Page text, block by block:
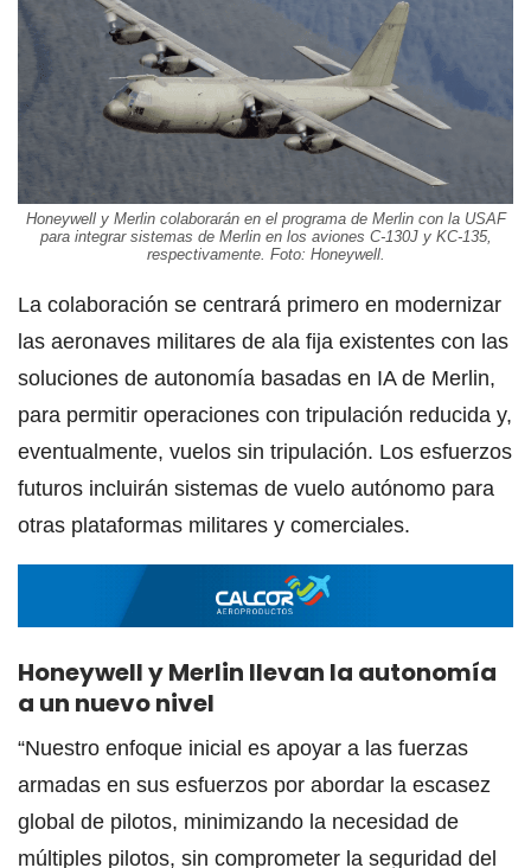
Honeywell y Merlin colaborarán en el programa de Merlin con la USAF
para integrar sistemas de Merlin en los aviones C-130J y KC-135,
respectivamente. Foto: Honeywell.
La colaboración se centrará primero en modernizar
las aeronaves militares de ala fija existentes con las
soluciones de autonomía basadas en IA de Merlin,
para permitir operaciones con tripulación reducida y,
eventualmente, vuelos sin tripulación. Los esfuerzos
futuros incluirán sistemas de vuelo autónomo para
otras plataformas militares y comerciales.
Honeywell y Merlin llevan la autonomía
a un nuevo nivel
“Nuestro enfoque inicial es apoyar a las fuerzas
armadas en sus esfuerzos por abordar la escasez
global de pilotos, minimizando la necesidad de
múltiples pilotos, sin comprometer la seguridad del